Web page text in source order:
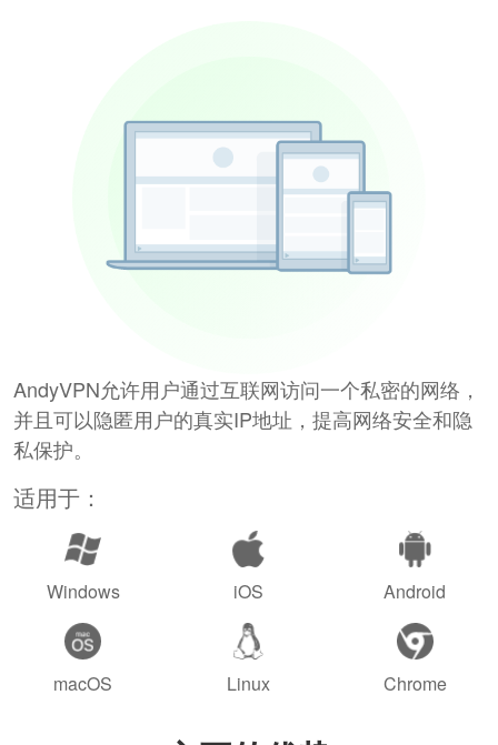
AndyVPN允许用户通过互联网访问一个私密的网络，
并且可以隐匿用户的真实IP地址，提高网络安全和隐
私保护。
适用于：
Windows iOS Android
macOS Linux Chrome